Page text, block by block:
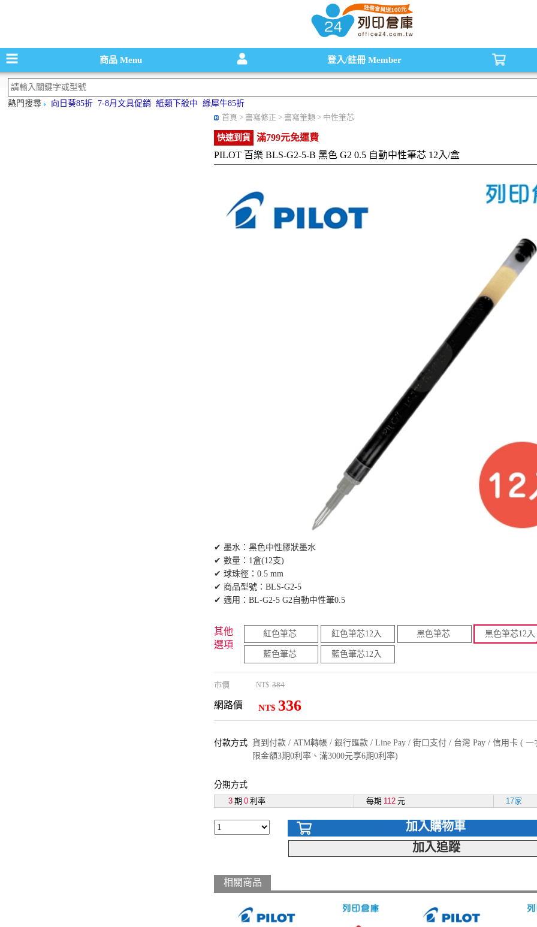
碳粉匣，墨水匣,原廠碳粉匣，副廠碳粉匣，環保碳粉匣,連續供墨印表機-office24列印倉庫線上
商品Menu 登入/註冊 Member
熱門搜尋 向日葵85折 7-8月文具促銷 紙類下殺中
綠犀牛85折
首頁 > 書寫修正 > 書寫筆類 > 中性筆芯
快速到貨
滿799元免運費
PILOT 百樂 BLS-G2-5-B 黑色 G2 0.5 自動中性筆芯 12入/盒
✔ 墨水：黑色中性膠狀墨水
✔ 數量：1盒(12支)
✔ 球珠徑：0.5 mm
✔ 商品型號：BLS-G2-5
✔ 適用：BL-G2-5 G2自動中性筆0.5
其他
選項
紅色筆芯 紅色筆芯12入 黑色筆芯 黑色筆芯12入
藍色筆芯 藍色筆芯12入
市價 NT$ 384
網路價 NT$ 336
付款方式 貨到付款 / ATM轉帳 / 銀行匯款 / Line Pay / 街口支付 / 台灣 Pay / 信用卡 ( 一
限金額3期0利率、滿3000元享6期0利率)
分期方式
3 期 0 利率 每期 112 元 17家
加入購物車
加入追蹤
相關商品